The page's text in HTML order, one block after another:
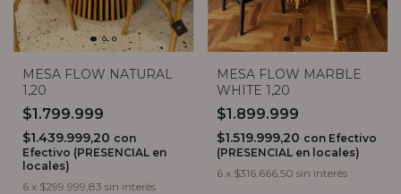
MESA FLOW NATURAL
1,20
$1.799.999
$1.439.999,20 con
Efectivo (PRESENCIAL en
locales)
6 x $299.999,83 sin interés
MESA FLOW MARBLE
WHITE 1,20
$1.899.999
$1.519.999,20 con Efectivo
(PRESENCIAL en locales)
6 x $316.666,50 sin interés